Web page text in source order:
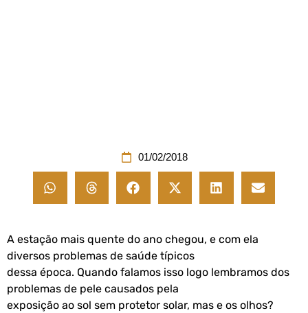
01/02/2018
A estação mais quente do ano chegou, e com ela
diversos problemas de saúde típicos
dessa época. Quando falamos isso logo lembramos dos
problemas de pele causados pela
exposição ao sol sem protetor solar, mas e os olhos?